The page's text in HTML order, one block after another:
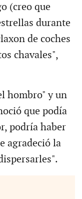
(creo que
durante
de coches
chavales",
hombro" y un
que podía
podría haber
agradeció la